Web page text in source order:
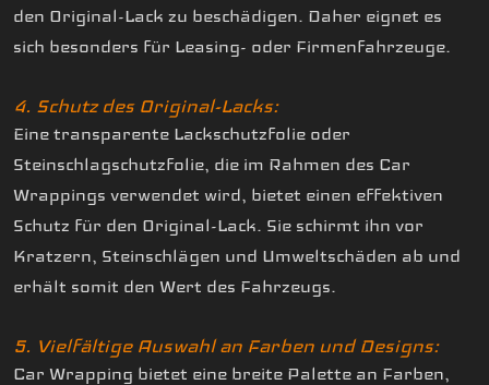
den Original-Lack zu beschädigen. Daher eignet es
sich besonders für Leasing- oder Firmenfahrzeuge.
4. Schutz des Original-Lacks:
Eine transparente Lackschutzfolie oder
Steinschlagschutzfolie, die im Rahmen des Car
Wrappings verwendet wird, bietet einen effektiven
Schutz für den Original-Lack. Sie schirmt ihn vor
Kratzern, Steinschlägen und Umweltschäden ab und
erhält somit den Wert des Fahrzeugs.
5. Vielfältige Auswahl an Farben und Designs:
Car Wrapping bietet eine breite Palette an Farben,